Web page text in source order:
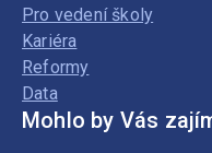
Pro vedení školy
Kariéra
Reformy
Data
Mohlo by Vás